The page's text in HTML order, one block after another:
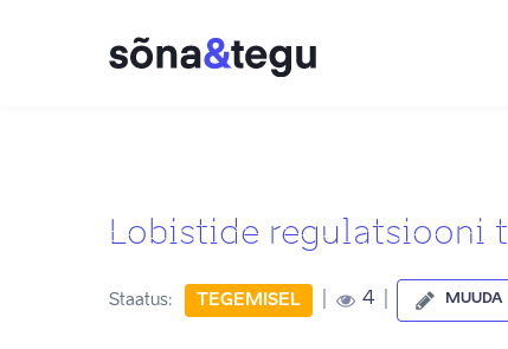
Lobistide regulatsiooni
Staatus: TEGEMISEL 4 MUUDA